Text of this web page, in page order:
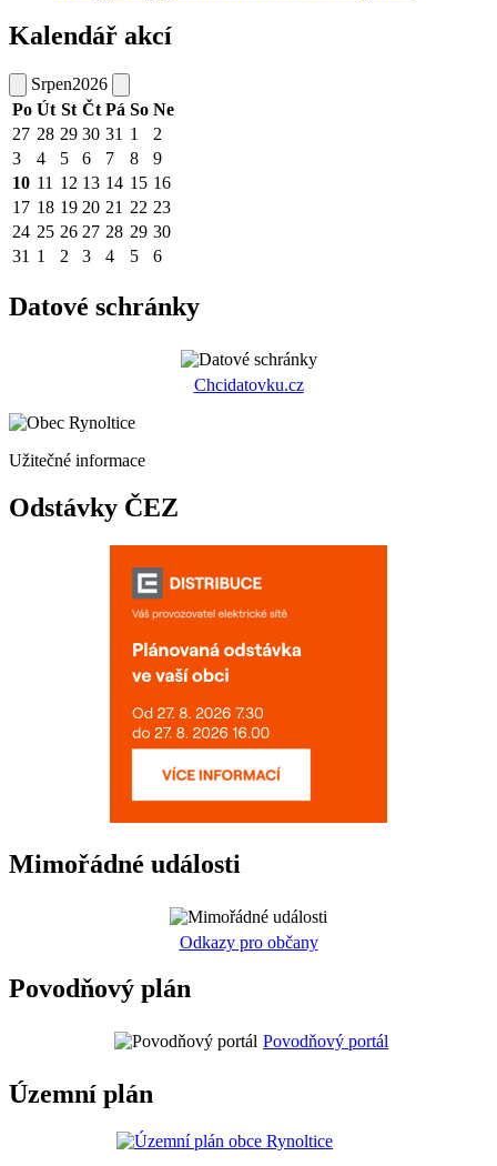
Kalendář akcí
Srpen2026
Po Út St Čt Pá So Ne
27 28 29 30 31 1
2
3
4 5 6 7 8
9
10 11 12 13 14 15 16
17 18 19 20 21 22 23
24 25 26 27 28 29 30
31 1 2 3 4 5 6
Datové schránky
Chcidatovku.cz
Užitečné informace
Odstávky ČEZ
Mimořádné události
Odkazy pro občany
Povodňový plán
Povodňový portál
Územní plán